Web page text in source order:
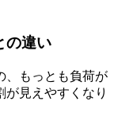
の違い
、もっとも負荷が
見えやすくなり